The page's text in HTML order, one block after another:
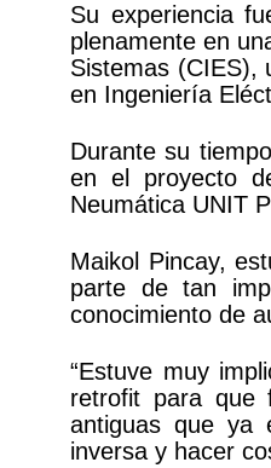
Su experiencia
plenamente en
Sistemas (CIES),
en Ingeniería
Durante su
en el proyecto
Neumática UNIT
Maikol Pincay,
parte de tan
conocimiento de
“Estuve muy
retrofit para que
antiguas que ya
inversa y hacer